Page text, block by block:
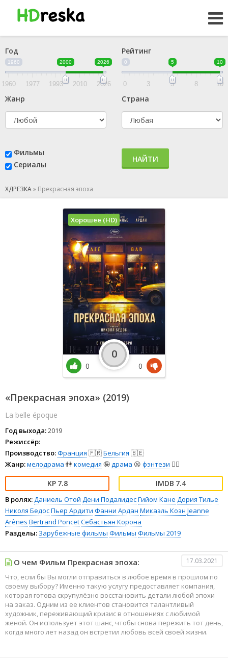
Год
1960 2000 2026
1960 1977 1993 2010 2026
Рейтинг
0 5 10
0 3 5 8 10
Жанр Страна
Фильмы
Сериалы
НАЙТИ
ХДРЕЗКА» Прекрасная эпоха
«Прекрасная эпоха» (2019)
La belle époque
Год выхода:2019
Режиссёр:
Производство:Франция 🇫🇷Бельгия 🇧🇪
Жанр:мелодрама 👫комедия 🤪 драма 😫 фэнтези 🧝‍♂️
7.8 7.4
В ролях: Даниель Отой Дени ПодалидесГийом Кане Дория Тилье
Николя БедосПьер Ардити Фанни Ардан Микаэль Коэн Jeanne
Arènes Bertrand PoncetСебастьян Корона
Разделы: Зарубежные фильмы Фильмы Фильмы 2019
Хорошее (HD)
0
0
0
О чем Фильм Прекрасная эпоха: 17.03.2021
Что, если бы Вы могли отправиться в любое время в прошлом по
своему выбору? Именно такую услугу предоставляет компания,
которая готова скрупулёзно восстановить детали любой эпохи
на заказ. Одним из ее клиентов становится талантливый
художник, переживающий кризис в отношениях с любимой
женой. Он использует этот шанс, чтобы снова пережить тот день,
когда много лет назад он встретил любовь всей своей жизни.